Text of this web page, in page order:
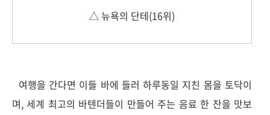
△ 뉴욕의 단테(16위)
여행을 간다면 이들 바에 들러 하루동일 지친 몸을 토닥이
며, 세계 최고의 바텐더들이 만들어 주는 음료 한 잔을 맛보